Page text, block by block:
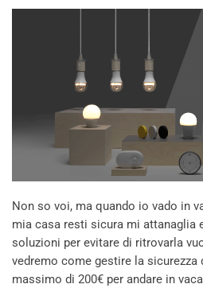
Non so voi, ma quando io vado in
mia casa resti sicura mi attanaglia
soluzioni per evitare di ritrovarla
vedremo come gestire la sicurezza
massimo di 200€ per andare in